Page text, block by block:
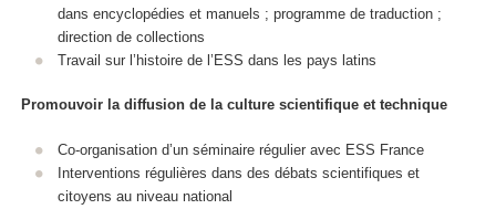
dans encyclopédies et manuels ; programme de traduction ;
direction de collections
Travail sur l’histoire de l’ESS dans les pays latins
Promouvoir la diffusion de la culture scientifique et technique
Co-organisation d’un séminaire régulier avec ESS France
Interventions régulières dans des débats scientifiques et
citoyens au niveau national